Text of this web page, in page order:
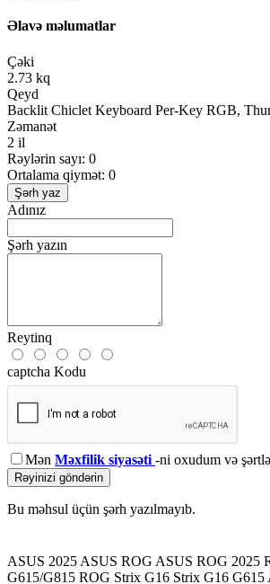
Əlavə məlumatlar
Çəki
2.73 kq
Qeyd
Backlit Chiclet Keyboard Per-Key RGB,
Zəmanət
2 il
Rəylərin sayı: 0
Ortalama qiymət: 0
Şərh yaz
Adınız
Şərh yazın
Reytinq
captcha Kodu
Mən Məxfilik siyasəti -ni oxudum və
Rəyinizi göndərin
Bu məhsul üçün şərh yazılmayıb.
ASUS 2025 ASUS ROG ASUS ROG 2025
G615/G815 ROG Strix G16 Strix G16 G615